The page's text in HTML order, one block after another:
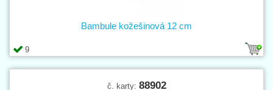
9
Bambule kožešinová 12 cm
č. karty: 88902